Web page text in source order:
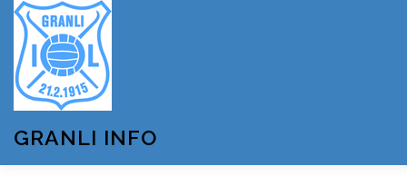
innhold
GRANLI INFO